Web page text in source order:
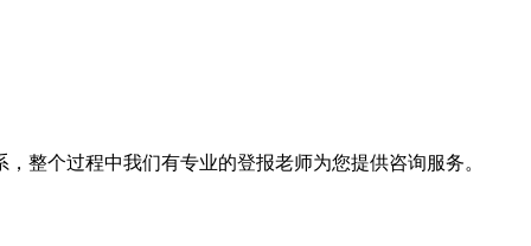
整个过程中我们有专业的登报老师为您提供咨询服务。